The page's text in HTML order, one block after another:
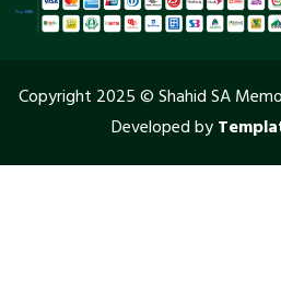
Copyright 2025 © Shahid SA
Developed by